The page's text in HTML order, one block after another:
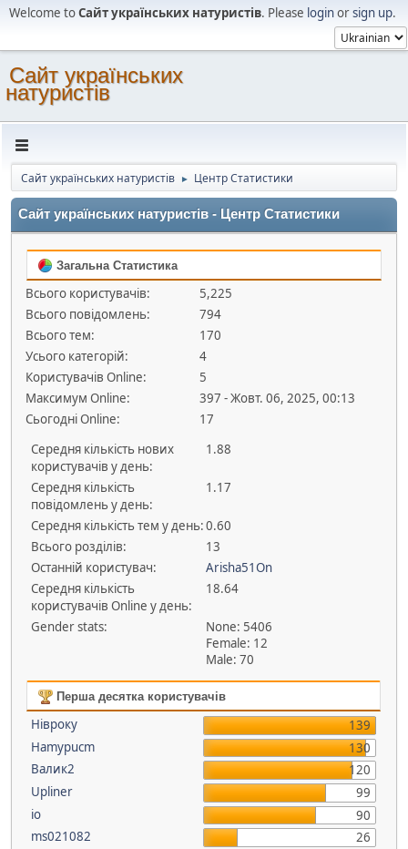
Welcome toСайт українських натуристів. Please loginorsign up.
Сайт українських
натуристів
Сайт українських натуристів ► Центр Статистики
Сайт українських натуристів - Центр Статистики
Загальна Статистика
Всього користувачів:
5,225
Всього повідомлень:
794
Всього тем:
170
Усього категорій:
4
Користувачів Online:
5
Максимум Online:
397 - Жовт. 06, 2025, 00:13
Сьогодні Online:
17
Середня кількість нових
користувачів у день:
1.88
Середня кількість
повідомлень у день:
1.17
Середня кількість тем у день:0.60
Всього розділів:
13
Останній користувач:
Arisha51On
Середня кількість
користувачів Оnline у день:
18.64
Gender stats:
None: 5406
Female: 12
Male: 70
Перша десятка користувачів
Нівроку
139
Hamypucm
130
Валик2
120
Upliner
99
io
90
ms021082
26